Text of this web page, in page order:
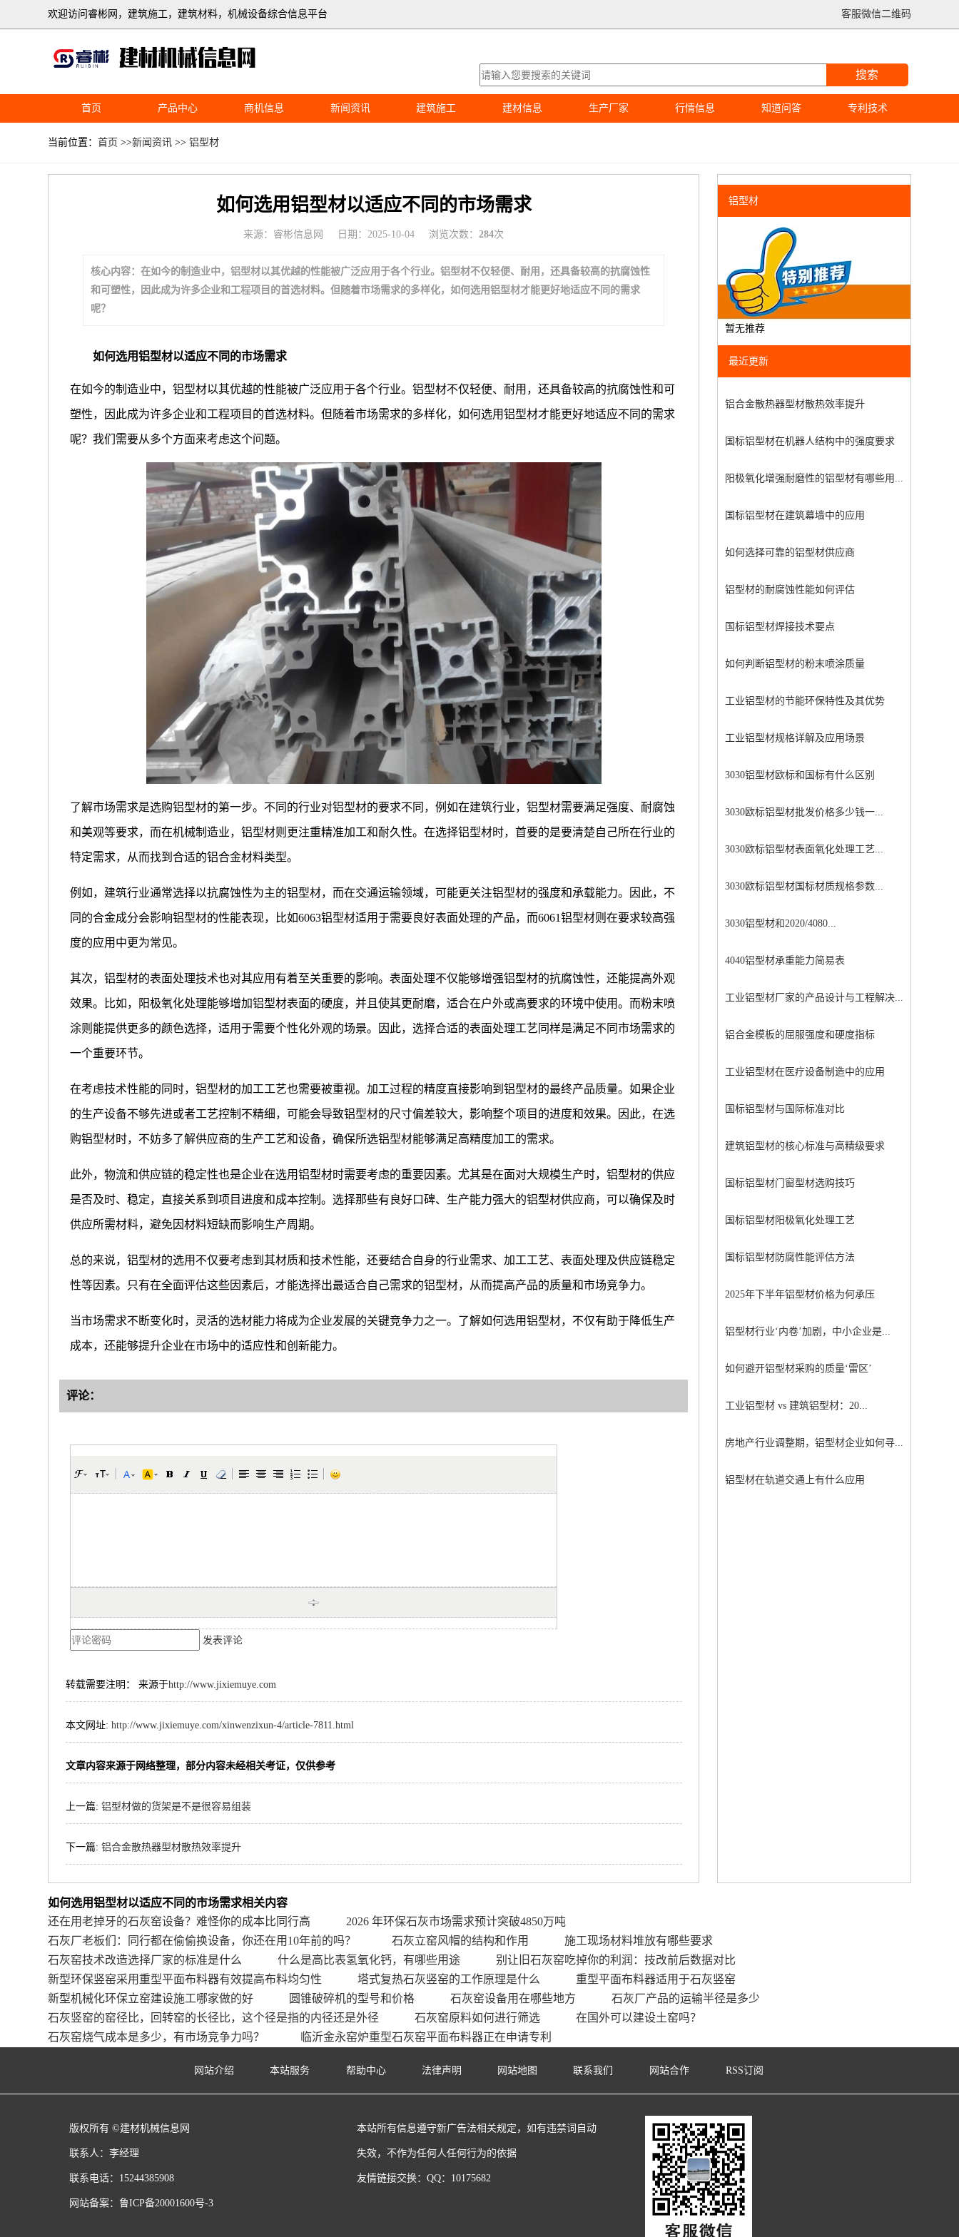
客服微信二维码
欢迎访问睿彬网，建筑施工，建筑材料，机械设备综合信息平台
搜索
首页 产品中心 商机信息 新闻资讯 建筑施工 建材信息 生产厂家 行情信息 知道问答 专利技术
当前位置：首页 >>新闻资讯 >>铝型材
如何选用铝型材以适应不同的市场需求
来源：睿彬信息网 日期：2025-10-04 浏览次数：284次
核心内容：在如今的制造业中，铝型材以其优越的性能被广泛应用于各个行业。铝型材不仅轻便、耐用，还具备较高的抗腐蚀性
和可塑性，因此成为许多企业和工程项目的首选材料。但随着市场需求的多样化，如何选用铝型材才能更好地适应不同的需求
呢？
如何选用铝型材以适应不同的市场需求
在如今的制造业中，铝型材以其优越的性能被广泛应用于各个行业。铝型材不仅轻便、耐用，还具备较高的抗腐蚀性和可
塑性，因此成为许多企业和工程项目的首选材料。但随着市场需求的多样化，如何选用铝型材才能更好地适应不同的需求
呢？我们需要从多个方面来考虑这个问题。
了解市场需求是选购铝型材的第一步。不同的行业对铝型材的要求不同，例如在建筑行业，铝型材需要满足强度、耐腐蚀
和美观等要求，而在机械制造业，铝型材则更注重精准加工和耐久性。在选择铝型材时，首要的是要清楚自己所在行业的
特定需求，从而找到合适的铝合金材料类型。
例如，建筑行业通常选择以抗腐蚀性为主的铝型材，而在交通运输领域，可能更关注铝型材的强度和承载能力。因此，不
同的合金成分会影响铝型材的性能表现，比如6063铝型材适用于需要良好表面处理的产品，而6061铝型材则在要求较高强
度的应用中更为常见。
其次，铝型材的表面处理技术也对其应用有着至关重要的影响。表面处理不仅能够增强铝型材的抗腐蚀性，还能提高外观
效果。比如，阳极氧化处理能够增加铝型材表面的硬度，并且使其更耐磨，适合在户外或高要求的环境中使用。而粉末喷
涂则能提供更多的颜色选择，适用于需要个性化外观的场景。因此，选择合适的表面处理工艺同样是满足不同市场需求的
一个重要环节。
在考虑技术性能的同时，铝型材的加工工艺也需要被重视。加工过程的精度直接影响到铝型材的最终产品质量。如果企业
的生产设备不够先进或者工艺控制不精细，可能会导致铝型材的尺寸偏差较大，影响整个项目的进度和效果。因此，在选
购铝型材时，不妨多了解供应商的生产工艺和设备，确保所选铝型材能够满足高精度加工的需求。
此外，物流和供应链的稳定性也是企业在选用铝型材时需要考虑的重要因素。尤其是在面对大规模生产时，铝型材的供应
是否及时、稳定，直接关系到项目进度和成本控制。选择那些有良好口碑、生产能力强大的铝型材供应商，可以确保及时
供应所需材料，避免因材料短缺而影响生产周期。
总的来说，铝型材的选用不仅要考虑到其材质和技术性能，还要结合自身的行业需求、加工工艺、表面处理及供应链稳定
性等因素。只有在全面评估这些因素后，才能选择出最适合自己需求的铝型材，从而提高产品的质量和市场竞争力。
当市场需求不断变化时，灵活的选材能力将成为企业发展的关键竞争力之一。了解如何选用铝型材，不仅有助于降低生产
成本，还能够提升企业在市场中的适应性和创新能力。
评论：
发表评论
转载需要注明： 来源于http://www.jixiemuye.com
本文网址:http://www.jixiemuye.com/xinwenzixun-4/article-7811.html
文章内容来源于网络整理，部分内容未经相关考证，仅供参考
上一篇:铝型材做的货架是不是很容易组装
下一篇:铝合金散热器型材散热效率提升
铝型材
暂无推荐
最近更新
铝合金散热器型材散热效率提升
国标铝型材在机器人结构中的强度要求
阳极氧化增强耐磨性的铝型材有哪些用...
国标铝型材在建筑幕墙中的应用
如何选择可靠的铝型材供应商
铝型材的耐腐蚀性能如何评估
国标铝型材焊接技术要点
如何判断铝型材的粉末喷涂质量
工业铝型材的节能环保特性及其优势
工业铝型材规格详解及应用场景
3030铝型材欧标和国标有什么区别
3030欧标铝型材批发价格多少钱一...
3030欧标铝型材表面氧化处理工艺...
3030欧标铝型材国标材质规格参数...
3030铝型材和2020/4080...
4040铝型材承重能力简易表
工业铝型材厂家的产品设计与工程解决...
铝合金模板的屈服强度和硬度指标
工业铝型材在医疗设备制造中的应用
国标铝型材与国际标准对比
建筑铝型材的核心标准与高精级要求
国标铝型材门窗型材选购技巧
国标铝型材阳极氧化处理工艺
国标铝型材防腐性能评估方法
2025年下半年铝型材价格为何承压
铝型材行业‘内卷’加剧，中小企业是...
如何避开铝型材采购的质量‘雷区’
工业铝型材 vs 建筑铝型材：20...
房地产行业调整期，铝型材企业如何寻...
铝型材在轨道交通上有什么应用
如何选用铝型材以适应不同的市场需求相关内容
还在用老掉牙的石灰窑设备？难怪你的成本比同行高
2026 年环保石灰市场需求预计突破4850万吨
石灰厂老板们：同行都在偷偷换设备，你还在用10年前的吗？
石灰立窑风帽的结构和作用
施工现场材料堆放有哪些要求
石灰窑技术改造选择厂家的标准是什么
什么是高比表氢氧化钙，有哪些用途
别让旧石灰窑吃掉你的利润：技改前后数据对比
新型环保竖窑采用重型平面布料器有效提高布料均匀性
塔式复热石灰竖窑的工作原理是什么
重型平面布料器适用于石灰竖窑
新型机械化环保立窑建设施工哪家做的好
圆锥破碎机的型号和价格 石灰窑设备用在哪些地方
石灰厂产品的运输半径是多少
石灰竖窑的窑径比，回转窑的长径比，这个径是指的内径还是外径
石灰窑原料如何进行筛选
在国外可以建设土窑吗？
石灰窑烧气成本是多少，有市场竞争力吗？
临沂金永窑炉重型石灰窑平面布料器正在申请专利
网站介绍 本站服务 帮助中心 法律声明 网站地图 联系我们 网站合作 RSS订阅
版权所有 ©建材机械信息网
联系人：李经理
联系电话：15244385908
网站备案：鲁ICP备20001600号-3
本站所有信息遵守新广告法相关规定，如有违禁词自动
失效，不作为任何人任何行为的依据
友情链接交换：QQ：10175682